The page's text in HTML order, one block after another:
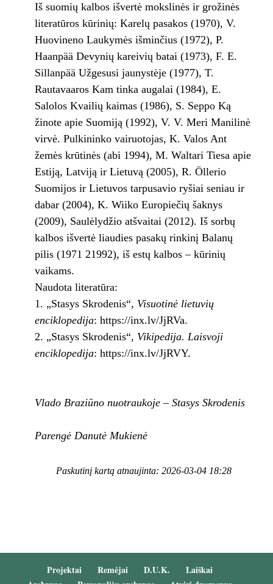
Iš suomių kalbos išvertė mokslinės ir grožinės
literatūros kūrinių: Karelų pasakos (1970), V.
Huovineno Laukymės išminčius (1972), P.
Haanpää Devynių kareivių batai (1973), F. E.
Sillanpää Užgesusi jaunystėje (1977), T.
Rautavaaros Kam tinka augalai (1984), E.
Salolos Kvailių kaimas (1986), S. Seppo Ką
žinote apie Suomiją (1992), V. V. Meri Manilinė
virvė. Pulkininko vairuotojas, K. Valos Ant
žemės krūtinės (abi 1994), M. Waltari Tiesa apie
Estiją, Latviją ir Lietuvą (2005), R. Öllerio
Suomijos ir Lietuvos tarpusavio ryšiai seniau ir
dabar (2004), K. Wiiko Europiečių šaknys
(2009), Saulėlydžio atšvaitai (2012). Iš sorbų
kalbos išvertė liaudies pasakų rinkinį Balanų
pilis (1971 21992), iš estų kalbos – kūrinių
vaikams.
Naudota literatūra:
1. „Stasys Skrodenis“, Visuotinė lietuvių
enciklopedija: https://inx.lv/JjRVa.
2. „Stasys Skrodenis“, Vikipedija. Laisvoji
enciklopedija: https://inx.lv/JjRVY.
Vlado Braziūno nuotraukoje – Stasys Skrodenis
Parengė Danutė Mukienė
Paskutinį kartą atnaujinta: 2026-03-04 18:28
Projektai Remėjai D.U.K.
Laiškai